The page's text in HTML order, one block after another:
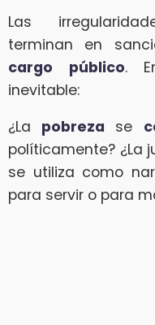
Las
terminan en
cargo público.
inevitable:
¿La pobreza se
políticamente? ¿La
se utiliza como
para servir o para